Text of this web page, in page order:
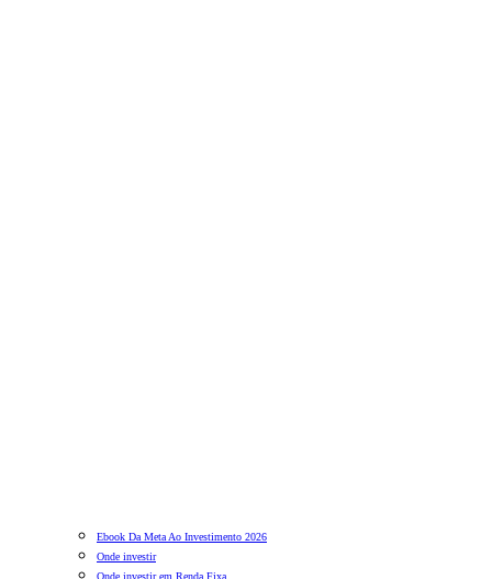
Ebook Da Meta Ao Investimento 2026
Onde investir
Onde investir em Renda Fixa